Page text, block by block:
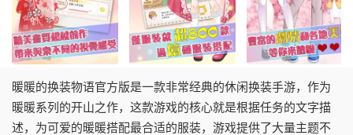
暖暖的换装物语官方版是一款非常经典的休闲换装手游，作为
暖暖系列的开山之作，这款游戏的核心就是根据任务的文字描
述，为可爱的暖暖搭配最合适的服装，游戏提供了大量主题不